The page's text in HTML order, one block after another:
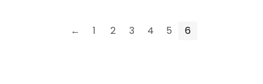
← 1 2 3 4 5 6